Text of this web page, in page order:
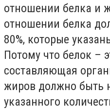
отношении белка и
отношении белка
80%, которые
Потому что белок –
составляющая
жиров должно быть
указанного